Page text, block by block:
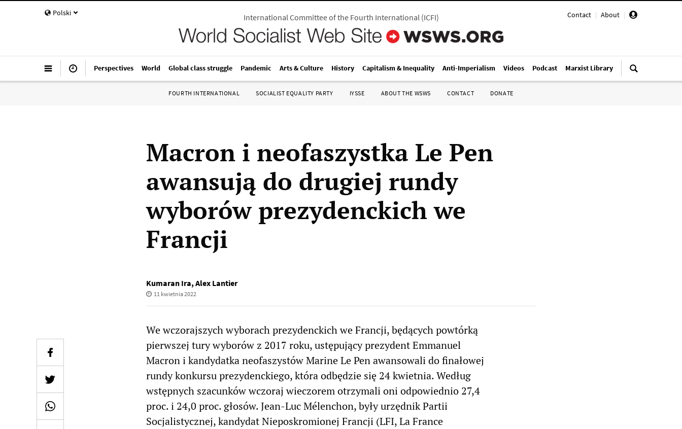
Polski Contact | About |
International Committee of the Fourth International(ICFI)
Perspectives World Global class struggle Pandemic Arts & Culture History Capitalism & Inequality Anti-Imperialism Videos Podcast Marxist Library
FOURTH INTERNATIONAL SOCIALIST EQUALITY PARTY IYSSE ABOUT THE WSWS CONTACT DONATE
Macron i neofaszystka Le Pen
awansują do drugiej rundy
wyborów prezydenckich we
Francji
Kumaran Ira, Alex Lantier
11 kwietnia 2022
We wczorajszych wyborach prezydenckich we Francji, będących powtórką
pierwszej tury wyborów z 2017 roku, ustępujący prezydent Emmanuel
Macron i kandydatka neofaszystów Marine Le Pen awansowali do finałowej
rundy konkursu prezydenckiego, która odbędzie się 24 kwietnia. Według
wstępnych szacunków wczoraj wieczorem otrzymali oni odpowiednio 27,4
proc. i 24,0 proc. głosów. Jean-Luc Mélenchon, były urzędnik Partii
Socjalistycznej, kandydat Nieposkromionej Francji (LFI, La France